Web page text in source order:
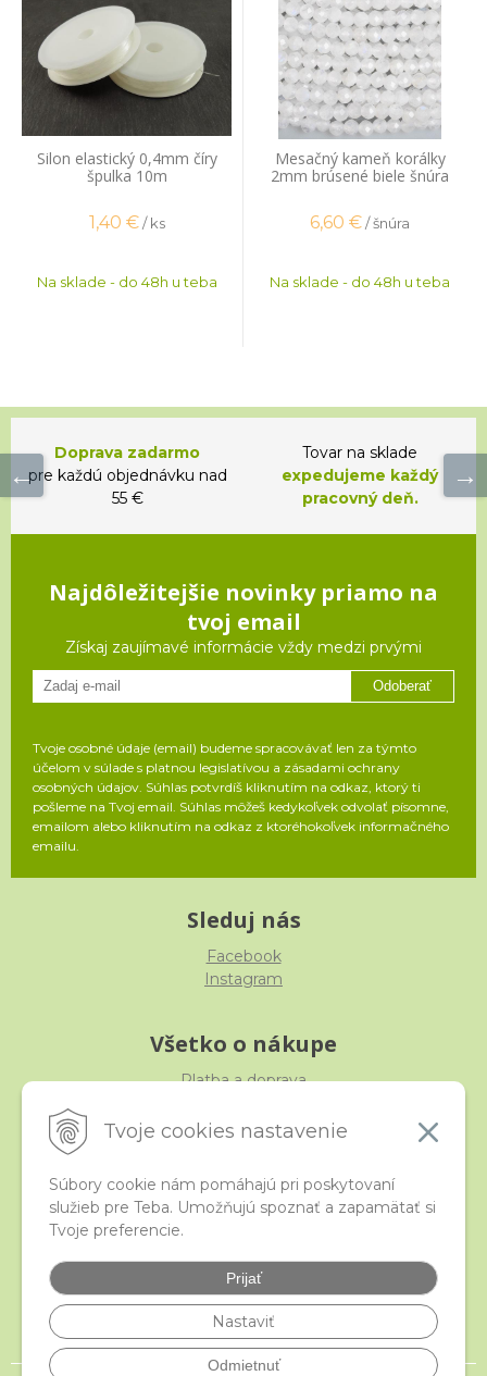
Tvoje cookies nastavenie
Súbory cookie nám pomáhajú pri poskytovaní
služieb pre Teba. Umožňujú spoznať a zapamätať si
Tvoje preferencie.
Prijať
Nastaviť
Odmietnuť
Silon elastický 0,4mm číry
špulka 10m
1,40 € / ks
Na sklade - do 48h u teba
Mesačný kameň korálky
2mm brúsené biele šnúra
6,60 €/ šnúra
Na sklade - do 48h u teba
Doprava zadarmo
pre každú objednávku nad
55 €
Tovar na sklade
expedujeme každý
pracovný deň.
Najdôležitejšie novinky priamo na
tvoj email
Získaj zaujímavé informácie vždy medzi prvými
Odoberať
Tvoje osobné údaje (email) budeme spracovávať len za týmto
účelom v súlade s platnou legislatívou a zásadami ochrany
osobných údajov. Súhlas potvrdíš kliknutím na odkaz, ktorý ti
pošleme na Tvoj email. Súhlas môžeš kedykoľvek odvolať písomne,
emailom alebo kliknutím na odkaz z ktoréhokoľvek informačného
emailu.
Sleduj nás
Facebook
Instagram
Všetko o nákupe
Platba a doprava
Obchodné podmienky
iStraka
Veľkoobchod
Najčastejšie otázky
Certifikáty